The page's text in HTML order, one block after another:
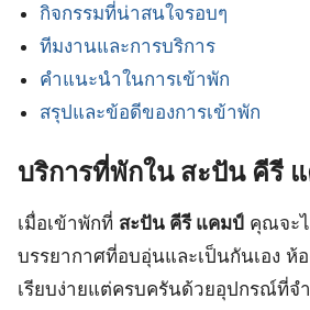
กิจกรรมที่น่าสนใจรอบๆ
ทีมงานและการบริการ
คำแนะนำในการเข้าพัก
สรุปและข้อดีของการเข้าพัก
บริการที่พักใน สะปัน คีรี
เมื่อเข้าพักที่ สะปัน คีรี แคมป์ คุณจะ
บรรยากาศที่อบอุ่นและเป็นกันเอง ห้
เรียบง่ายแต่ครบครันด้วยอุปกรณ์ที่จ